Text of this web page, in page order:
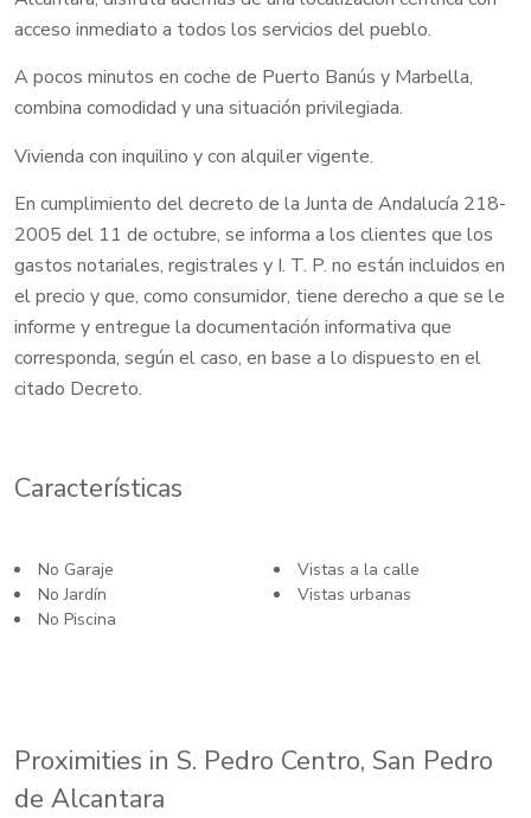
acceso inmediato a todos los servicios del pueblo.
A pocos minutos en coche de Puerto Banús y Marbella,
combina comodidad y una situación privilegiada.
Vivienda con inquilino y con alquiler vigente.
En cumplimiento del decreto de la Junta de Andalucía 218-
2005 del 11 de octubre, se informa a los clientes que los
gastos notariales, registrales y I. T. P. no están incluidos en
el precio y que, como consumidor, tiene derecho a que se le
informe y entregue la documentación informativa que
corresponda, según el caso, en base a lo dispuesto en el
citado Decreto.
Características
No Garaje
No Jardín
No Piscina
Vistas a la calle
Vistas urbanas
Proximities in S. Pedro Centro, San Pedro
de Alcantara